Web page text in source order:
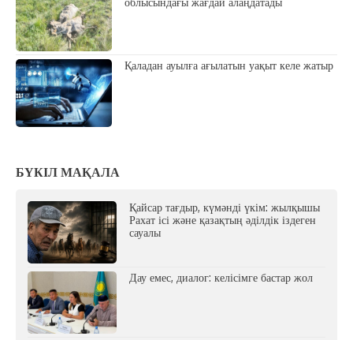
Қаладан ауылға ағылатын уақыт келе жатыр
БҮКІЛ МАҚАЛА
Қайсар тағдыр, күмәнді үкім: жылқышы
Рахат ісі және қазақтың әділдік іздеген
сауалы
Дау емес, диалог: келісімге бастар жол